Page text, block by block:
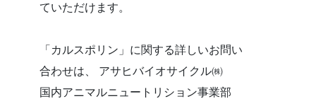
ていただけます。
「カルスポリン」に関する詳しいお問い
合わせは、 アサヒバイオサイクル㈱
国内アニマルニュートリション事業部